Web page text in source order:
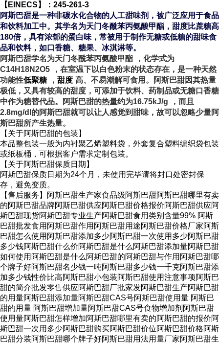
【EINECS】：245-261-3
阿斯巴甜是一种非碳水化合物的人工甜味剂，被广泛应用于食品
和饮料加工中。其学名为天门冬酰苯丙氨酸甲酯，甜度比蔗糖高
180倍，具有浓郁的蛋白味，常被用于制作无糖或低糖的甜味食
品和饮料，如口香糖、糖果、冰淇淋等。
阿斯巴甜学名为天门冬酰苯丙氨酸甲酯
，化学式为
C14H 18N2O5
，在室温下以白色粉末的状态存在，是一种天然
功能性低聚糖 ， 甜度 高、不易潮解可食用。阿斯巴甜因其热量
极低，又具有较高的甜度，可添加于饮料、药制品或无糖口香糖
中作为糖替代品。阿斯巴甜的热量约为16.75kJ/g
，而且
2.8mg/dl的阿斯巴甜就可以让人感觉到甜味，故可以忽略少量阿
斯巴甜所产生热量。
【关于阿斯巴甜的包装】
本品整包装一般为内衬聚乙烯塑料袋，外套复合塑料编织袋包装
或纸板桶，可根据客户需求定制包装。
【关于阿斯巴甜保质日期】
阿斯巴甜保质日期为24个月，未使用完毕请将封口处密封保
存，避免变质。
【售后服务】阿斯巴甜生产家食品级阿斯巴甜阿斯巴甜哪里有卖
的阿斯巴甜品牌阿斯巴甜供应阿斯巴甜价格报价阿斯巴甜供应阿
斯巴甜现货阿斯巴甜专业生产阿斯巴甜食用类别含量99% 阿斯
巴甜批发食用阿斯巴甜作用阿斯巴甜用途阿斯巴甜价格厂家阿斯
巴甜怎么使用阿斯巴甜添加多少阿斯巴甜一次使用多少阿斯巴甜
多少钱阿斯巴甜什么价阿斯巴甜是什么阿斯巴甜添加量阿斯巴甜
如何使用阿斯巴甜是什么阿斯巴甜的阿斯巴甜与作用阿斯巴甜哪
个牌子好阿斯巴甜名少钱一吨阿斯巴甜多少钱一千克阿斯巴甜添
加多少钱性价比高阿斯巴甜小包装阿斯巴甜使用注意事项阿斯巴
甜的简介批发零售供应阿斯巴甜厂批家发阿斯巴甜生产阿斯巴甜
的用量阿斯巴甜添加量阿斯巴甜CAS号阿斯巴甜使用量 阿斯巴
甜的用量 阿斯巴甜增加量阿斯巴甜CAS号食物增加剂阿斯巴甜
使用量阿斯巴甜怎样增加阿斯巴甜哪里有卖的阿斯巴甜的报价阿
斯巴甜一次用多少阿斯巴甜购买阿斯巴甜价位阿斯巴甜价格阿斯
巴甜分装阿斯巴甜哪个牌子好阿斯巴甜用法用量厂家阿斯巴甜生